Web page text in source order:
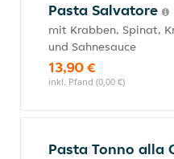
Pasta Salvatore
mit Krabben, Spinat,
und Sahnesauce
13,90 €
inkl. Pfand (0,00 €)
Pasta Tonno alla